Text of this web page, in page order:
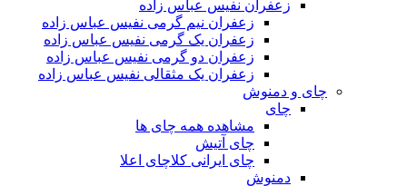
زعفران نفیس عباس زاده
زعفران نیم گرمی نفیس عباس زاده
زعفران یک گرمی نفیس عباس زاده
زعفران دو گرمی نفیس عباس زاده
زعفران یک مثقالی نفیس عباس زاده
چای و دمنوش
چای
مشاهده همه چای ها
چای آتیش
چای ایرانی کلاچای اعلا
دمنوش